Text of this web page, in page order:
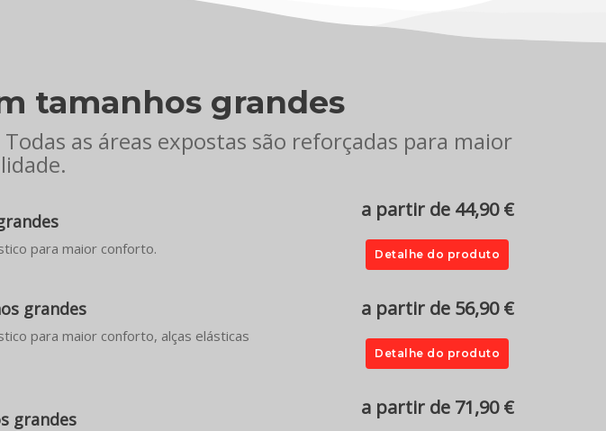
tamanhos grandes
as áreas expostas são reforçadas para maior
para maior conforto.
a partir de 44,90 €
Detalhe do produto
grandes
para maior conforto, alças elásticas
a partir de 56,90 €
Detalhe do produto
grandes a partir de 71,90 €